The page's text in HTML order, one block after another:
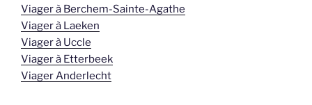
Viager à Berchem-Sainte-Agathe
Viager à Laeken
Viager à Uccle
Viager à Etterbeek
Viager Anderlecht